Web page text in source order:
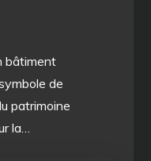
bâtiment
de
patrimoine
la…